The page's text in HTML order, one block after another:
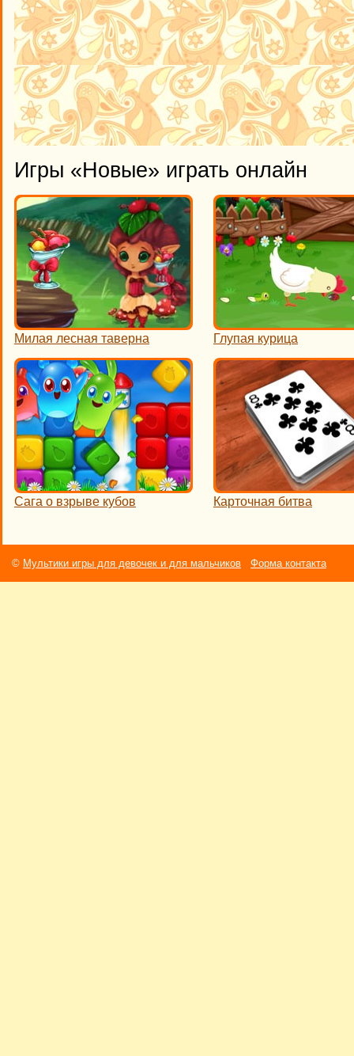
Игры «Новые» играть онлайн
Милая лесная таверна Глупая курица
Сага о взрыве кубов Карточная битва
© Мультики игры для девочек и для мальчиков Форма контакта